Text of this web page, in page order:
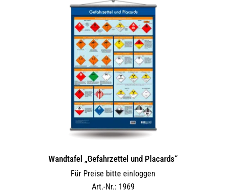
Wandtafel „Gefahrzettel und Placards“
Für Preise bitte einloggen
Art.-Nr.: 1969